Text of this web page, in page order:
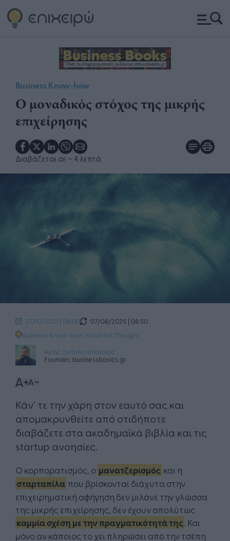
Business Know-how
Ο μοναδικός στόχος της μικρής
επιχείρησης
Διαβάζεται σε ~ 4 λεπτά
27/10/2021 | 08:00
07/08/2025 | 08:50
Business Know-how, Food for Thought
Άρης Ξυπολιτόπουλος
Founder, businessbasics.gr
​Κάν’ τε την χάρη στον εαυτό σας και
απομακρυνθείτε από οτιδήποτε
διαβάζετε στα ακαδημαϊκά βιβλία και τις
startup ανοησίες.
Ο κορπορατισμός, ο μανατζερισμός και η
σταρταπίλα που βρίσκονται διάχυτα στην
επιχειρηματική αφήγηση δεν μιλάνε την γλώσσα
της μικρής επιχείρησης, δεν έχουν απολύτως
καμμία σχέση με την πραγματικότητά της. Και
μόνο αν κάποιος το χει πληρώσει από την τσέπη